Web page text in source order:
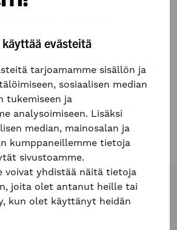
evästeitä
tarjoamamme sisällön ja
sosiaalisen median
tukemiseen ja
analysoimiseen. Lisäksi
median, mainosalan ja
kumppaneillemme tietoja
sivustoamme.
voivat yhdistää näitä tietoja
joita olet antanut heille tai
kun olet käyttänyt heidän
19.5.2022
for the SmartumPlus
18.9.2023